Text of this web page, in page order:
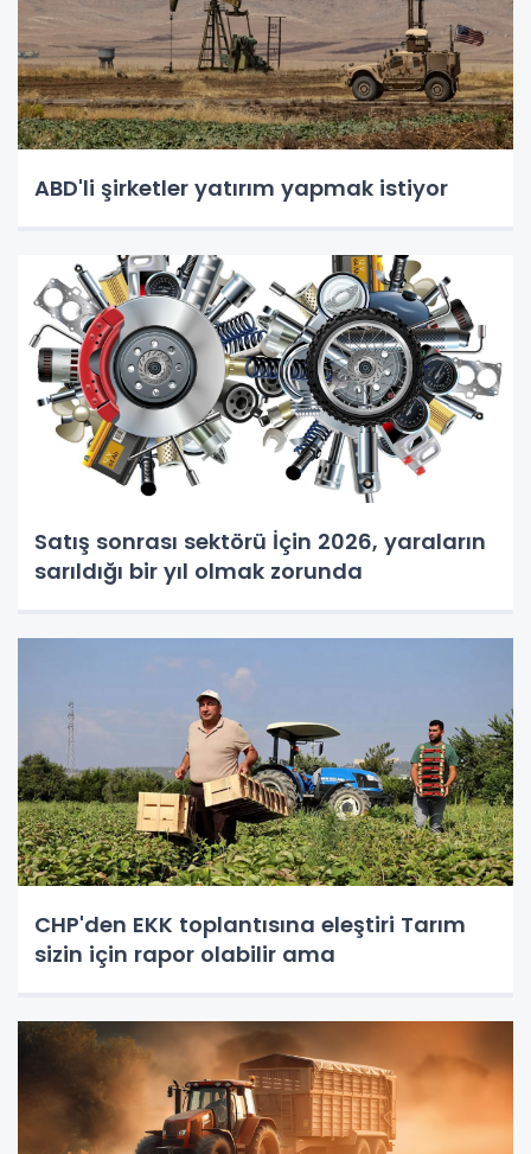
ABD'li şirketler yatırım yapmak istiyor
Satış sonrası sektörü İçin 2026, yaraların
sarıldığı bir yıl olmak zorunda
CHP'den EKK toplantısına eleştiri Tarım
sizin için rapor olabilir ama